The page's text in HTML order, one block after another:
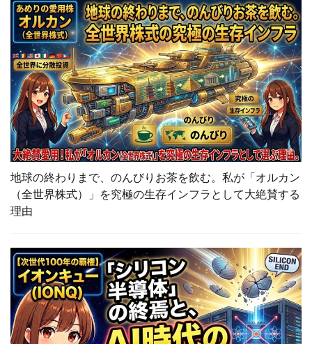
地球の終わりまで、のんびりお茶を飲む。私が「オルカン
（全世界株式）」を究極の生存インフラとして大絶賛する
理由